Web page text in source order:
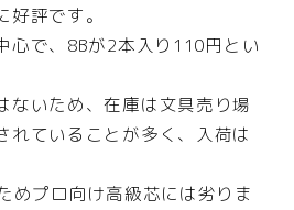
評です。
心で、8Bが2本入り110円とい
ないため、在庫は文具売り場
れていることが多く、入荷は
めプロ向け高級芯には劣りま